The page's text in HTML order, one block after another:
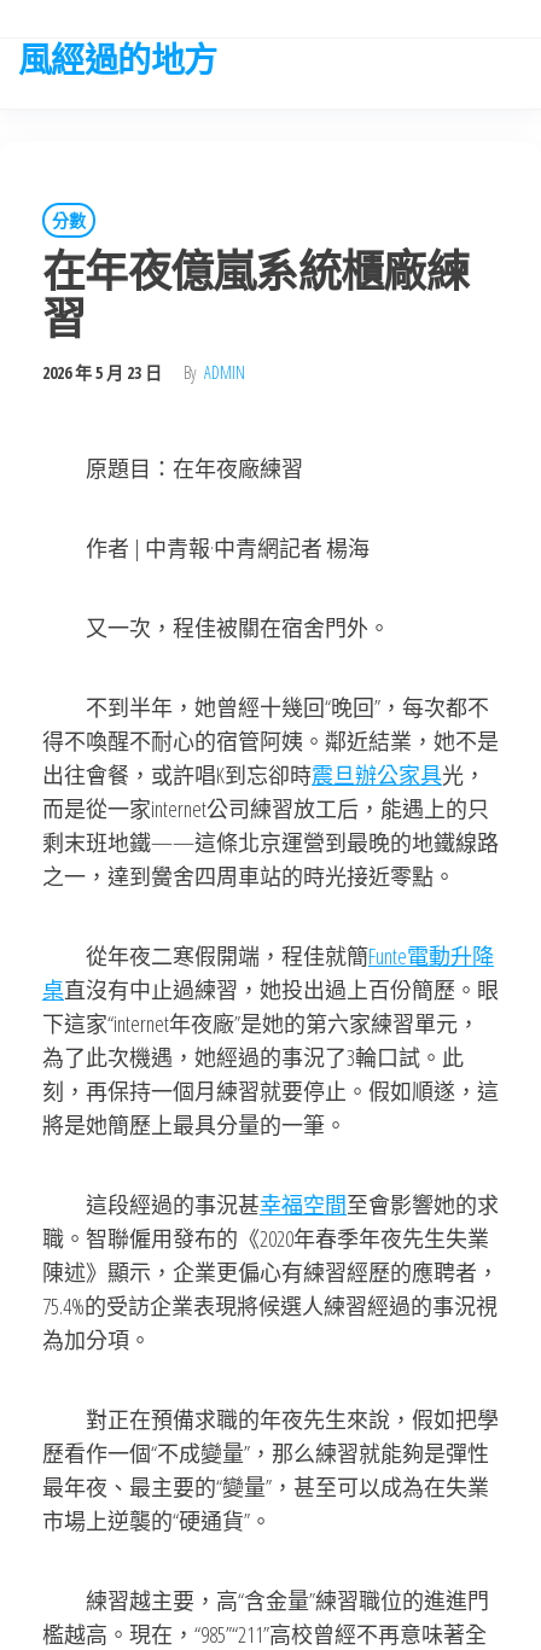
the
風經過的地方
分數
在年夜億嵐系統櫃廠練
習
2026 年 5 月 23 日 By ADMIN
原題目：在年夜廠練習
作者 | 中青報·中青網記者 楊海
又一次，程佳被關在宿舍門外。
不到半年，她曾經十幾回“晚回”，每次都不
得不喚醒不耐心的宿管阿姨。鄰近結業，她不是
出往會餐，或許唱K到忘卻時震旦辦公家具光，
而是從一家internet公司練習放工后，能遇上的只
剩末班地鐵——這條北京運營到最晚的地鐵線路
之一，達到黌舍四周車站的時光接近零點。
從年夜二寒假開端，程佳就簡Funte電動升降
桌直沒有中止過練習，她投出過上百份簡歷。眼
下這家“internet年夜廠”是她的第六家練習單元，
為了此次機遇，她經過的事況了3輪口試。此
刻，再保持一個月練習就要停止。假如順遂，這
將是她簡歷上最具分量的一筆。
這段經過的事況甚幸福空間至會影響她的求
職。智聯僱用發布的《2020年春季年夜先生失業
陳述》顯示，企業更偏心有練習經歷的應聘者，
75.4%的受訪企業表現將候選人練習經過的事況視
為加分項。
對正在預備求職的年夜先生來說，假如把學
歷看作一個“不成變量”，那么練習就能夠是彈性
最年夜、最主要的“變量”，甚至可以成為在失業
市場上逆襲的“硬通貨”。
練習越主要，高“含金量”練習職位的進進門
檻越高。現在，“985”“211”高校曾經不再意味著全